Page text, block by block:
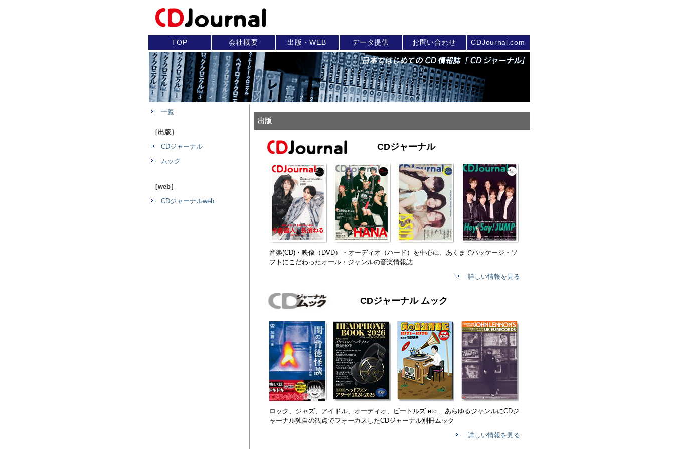
TOP 会社概要 出版・WEB データ提供 お問い合わせ CDJournal.com
一覧
［出版］
CDジャーナル
ムック
［web］
CDジャーナルweb
出版
CDジャーナル
音楽(CD)・映像（DVD）・オーディオ（ハード）を中心に、あくまでパッケージ・ソ
フトにこだわったオール・ジャンルの音楽情報誌
詳しい情報を見る
CDジャーナル ムック
ロック、ジャズ、アイドル、オーディオ、ビートルズ etc... あらゆるジャンルにCDジ
ャーナル独自の観点でフォーカスしたCDジャーナル別冊ムック
詳しい情報を見る